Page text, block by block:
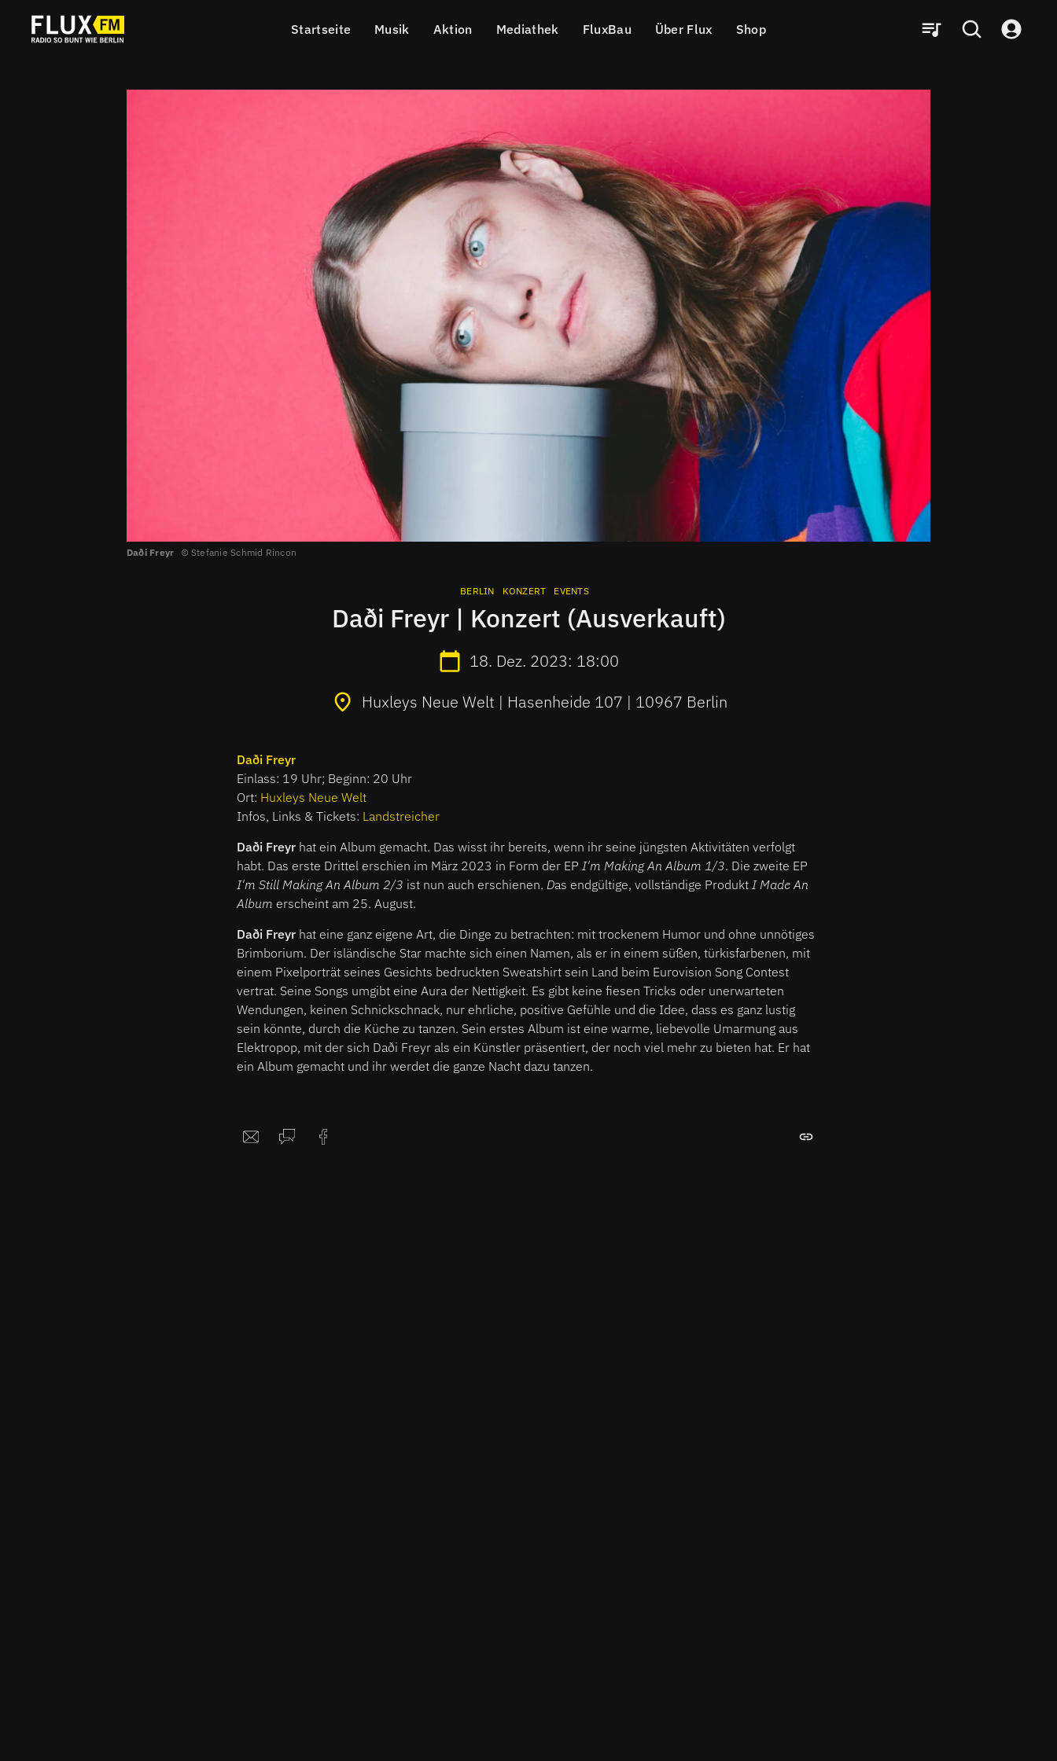
Startseite Musik Aktion Mediathek FluxBau Über Flux Shop
Daði Freyr Stefanie Schmid Rincon
BERLIN KONZERT EVENTS
Daði Freyr | Konzert (Ausverkauft)
18. Dez. 2023: 18:00
Huxleys Neue Welt | Hasenheide 107 | 10967 Berlin
Daði Freyr
Einlass: 19 Uhr; Beginn: 20 Uhr
Ort: Huxleys Neue Welt
Infos, Links & Tickets: Landstreicher
Daði Freyr hat ein Album gemacht. Das wisst ihr bereits, wenn ihr seine jüngsten Aktivitäten verfolgt
habt. Das erste Drittel erschien im März 2023 in Form der EP I'm Making An Album 1/3. Die zweite EP
I'm Still Making An Album 2/3 ist nun auch erschienen. Das endgültige, vollständige Produkt I Made An
Album erscheint am 25. August.
Daði Freyr hat eine ganz eigene Art, die Dinge zu betrachten: mit trockenem Humor und ohne unnötiges
Brimborium. Der isländische Star machte sich einen Namen, als er in einem süßen, türkisfarbenen, mit
einem Pixelporträt seines Gesichts bedruckten Sweatshirt sein Land beim Eurovision Song Contest
vertrat. Seine Songs umgibt eine Aura der Nettigkeit. Es gibt keine fiesen Tricks oder unerwarteten
Wendungen, keinen Schnickschnack, nur ehrliche, positive Gefühle und die Idee, dass es ganz lustig
sein könnte, durch die Küche zu tanzen. Sein erstes Album ist eine warme, liebevolle Umarmung aus
Elektropop, mit der sich Daði Freyr als ein Künstler präsentiert, der noch viel mehr zu bieten hat. Er hat
ein Album gemacht und ihr werdet die ganze Nacht dazu tanzen.